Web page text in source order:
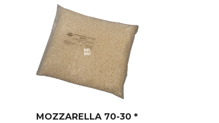
MOZZARELLA 70-30 *